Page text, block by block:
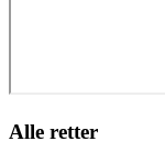
Alle retter